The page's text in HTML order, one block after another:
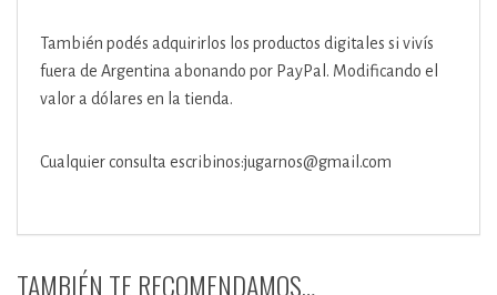
También podés adquirirlos los productos digitales si vivís
fuera de Argentina abonando por PayPal. Modificando el
valor a dólares en la tienda.
Cualquier consulta escribinos:jugarnos@gmail.com
TAMBIÉN TE RECOMENDAMOS…